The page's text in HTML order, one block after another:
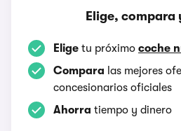
Elige, compara
Elige tu próximo coche
Compara las mejores
concesionarios oficiales
Ahorra tiempo y dinero